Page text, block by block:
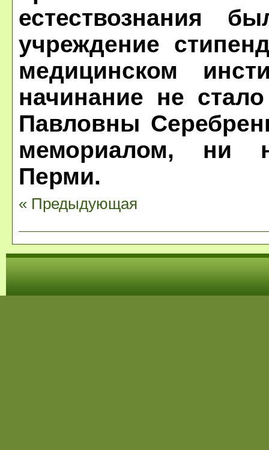
естествознания
учреждение
медицинском
начинание не
Павловны
мемориалом, ни
Перми.
« Предыдующая